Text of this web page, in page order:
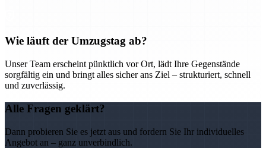
Wie läuft der Umzugstag ab?
Unser Team erscheint pünktlich vor Ort, lädt Ihre Gegenstände
sorgfältig ein und bringt alles sicher ans Ziel – strukturiert, schnell
und zuverlässig.
Alle Fragen geklärt?
Dann probieren Sie es jetzt aus und fordern Sie Ihr individuelles
Angebot an – ganz unverbindlich.